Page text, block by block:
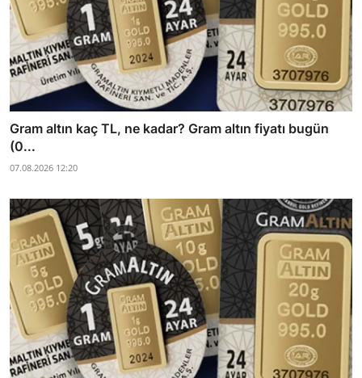
Gram altın kaç TL, ne kadar? Gram altın fiyatı bugün
(0...
07.08.2026 12:20